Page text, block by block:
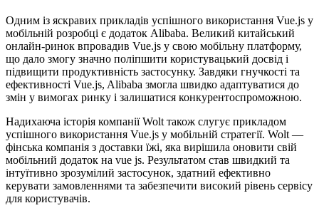
Одним із яскравих прикладів успішного використання Vue.js у
мобільній розробці є додаток Alibaba. Великий китайський
онлайн-ринок впровадив Vue.js у свою мобільну платформу,
що дало змогу значно поліпшити користувацький досвід і
підвищити продуктивність застосунку. Завдяки гнучкості та
ефективності Vue.js, Alibaba змогла швидко адаптуватися до
змін у вимогах ринку і залишатися конкурентоспроможною.
Надихаюча історія компанії Wolt також слугує прикладом
успішного використання Vue.js у мобільній стратегії. Wolt —
фінська компанія з доставки їжі, яка вирішила оновити свій
мобільний додаток на vue js. Результатом став швидкий та
інтуїтивно зрозумілий застосунок, здатний ефективно
керувати замовленнями та забезпечити високий рівень сервісу
для користувачів.